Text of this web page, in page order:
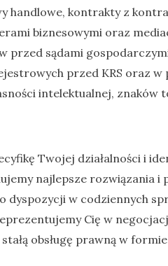
handlowe, kontrakty z
biznesowymi oraz
przed sądami
przed KRS oraz w
intelektualnej, znaków
Twojej działalności i
najlepsze rozwiązania i
dyspozycji w codziennych
Cię w
obsługę prawną w